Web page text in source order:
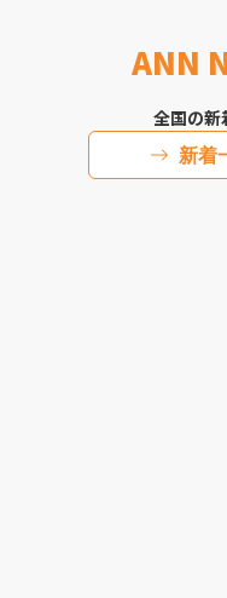
ANN
全国の新
新着